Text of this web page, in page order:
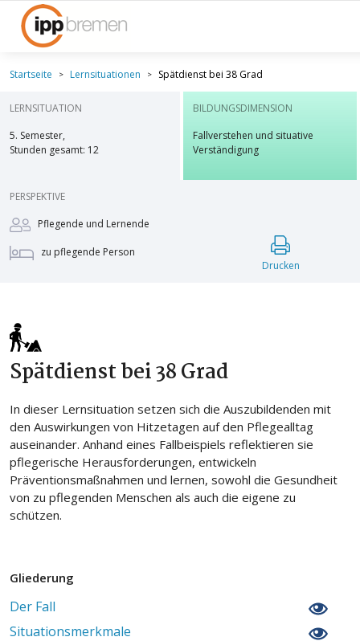
Startseite Lernsituationen Spätdienst bei 38 Grad
LERNSITUATION
5. Semester,
Stunden gesamt: 12
BILDUNGSDIMENSION
Fallverstehen und situative
Verständigung
PERSPEKTIVE
Pflegende und Lernende
zu pflegende Person
Drucken
Spätdienst bei 38 Grad
In dieser Lernsituation setzen sich die Auszubildenden mit
den Auswirkungen von Hitzetagen auf den Pflegealltag
auseinander. Anhand eines Fallbeispiels reflektieren sie
pflegerische Herausforderungen, entwickeln
Präventionsmaßnahmen und lernen, sowohl die Gesundheit
von zu pflegenden Menschen als auch die eigene zu
schützen.
Gliederung
Der Fall
Situationsmerkmale